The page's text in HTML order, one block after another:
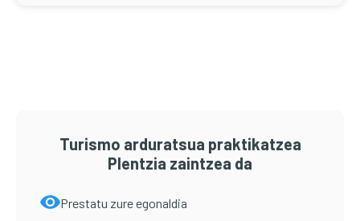
Turismo arduratsua praktikatzea
Plentzia zaintzea da
Prestatu zure egonaldia